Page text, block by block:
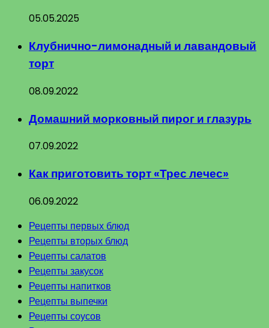
05.05.2025
Клубнично-лимонадный и лавандовый
торт
08.09.2022
Домашний морковный пирог и глазурь
07.09.2022
Как приготовить торт «Трес лечес»
06.09.2022
Рецепты первых блюд
Рецепты вторых блюд
Рецепты салатов
Рецепты закусок
Рецепты напитков
Рецепты выпечки
Рецепты соусов